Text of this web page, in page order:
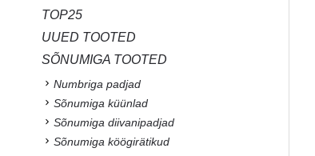
TOP25
UUED TOOTED
SÕNUMIGA TOOTED
Numbriga padjad
Sõnumiga küünlad
Sõnumiga diivanipadjad
Sõnumiga köögirätikud